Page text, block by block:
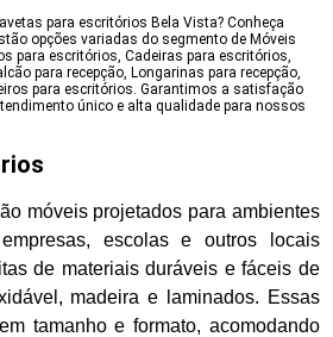
para escritórios Bela Vista? Conheça
opções variadas do segmento de Móveis
para escritórios, Cadeiras para escritórios,
para recepção, Longarinas para recepção,
para escritórios. Garantimos a satisfação
único e alta qualidade para nossos
móveis projetados para ambientes
escolas e outros locais
de materiais duráveis e fáceis de
madeira e laminados. Essas
tamanho e formato, acomodando